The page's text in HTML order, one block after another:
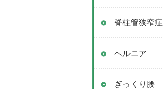
脊柱管狭窄症
ヘルニア
ぎっくり腰